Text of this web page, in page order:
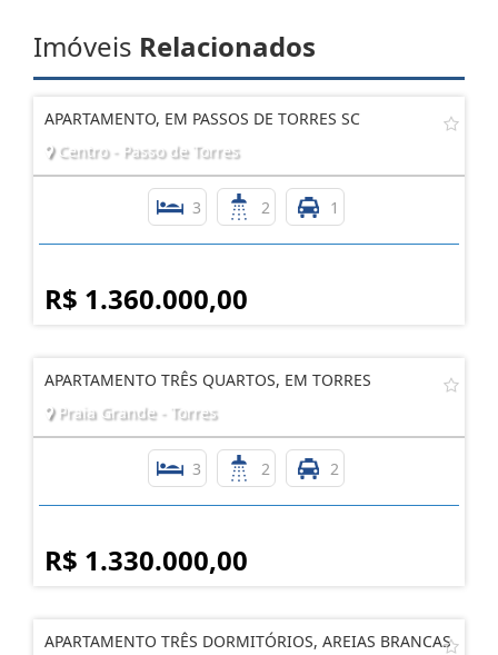
Imóveis Relacionados
APARTAMENTO, EM PASSOS DE TORRES SC
Centro - Passo de Torres
3 2 1
R$ 1.360.000,00
APARTAMENTO TRÊS QUARTOS, EM TORRES
Praia Grande - Torres
3 2 2
R$ 1.330.000,00
APARTAMENTO TRÊS DORMITÓRIOS, AREIAS BRANCAS